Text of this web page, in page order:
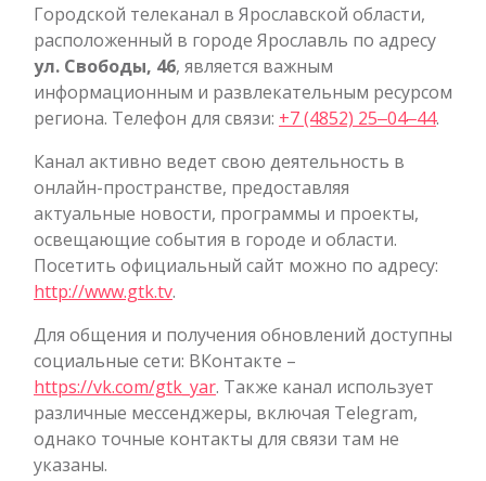
Городской телеканал в Ярославской области,
расположенный в городе Ярославль по адресу
ул. Свободы, 46, является важным
информационным и развлекательным ресурсом
региона. Телефон для связи: +7 (4852) 25‒04‒44.
Канал активно ведет свою деятельность в
онлайн-пространстве, предоставляя
актуальные новости, программы и проекты,
освещающие события в городе и области.
Посетить официальный сайт можно по адресу:
http://www.gtk.tv.
Для общения и получения обновлений доступны
социальные сети: ВКонтакте –
https://vk.com/gtk_yar. Также канал использует
различные мессенджеры, включая Telegram,
однако точные контакты для связи там не
указаны.